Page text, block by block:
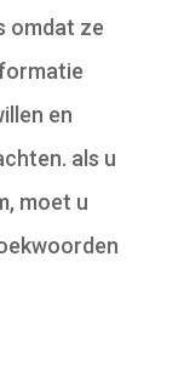
omdat ze
en
als u
moet u